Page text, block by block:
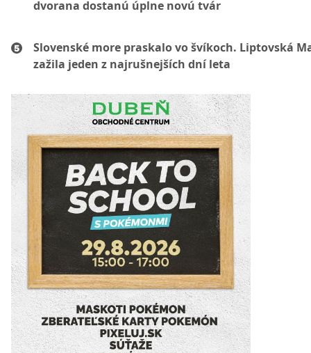
dvorana dostanú úplne novú tvár
Slovenské more praskalo vo švíkoch. Liptovská
zažila jeden z najrušnejších dní leta